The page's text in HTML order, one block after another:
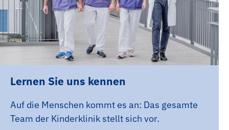
Lernen Sie uns kennen
Auf die Menschen kommt es an: Das gesamte
Team der Kinderklinik stellt sich vor.